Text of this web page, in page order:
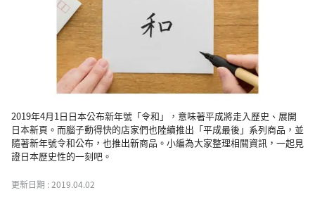
2019年4月1日日本公布新年號「令和」，意味著平成將走入歷史、展開
日本新頁。而腦子動得快的店家們也陸續推出「平成最後」系列商品，並
隨著新年號令和公布，也推出新商品。小編為大家整理相關資訊，一起見
證日本歷史性的一刻吧。
更新日期 :2019.04.02